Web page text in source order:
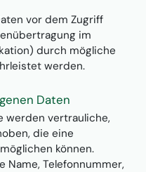
vor dem Zugriff
im
durch mögliche
werden.
Daten
werden vertrauliche,
die eine
können.
Name, Telefonnummer,